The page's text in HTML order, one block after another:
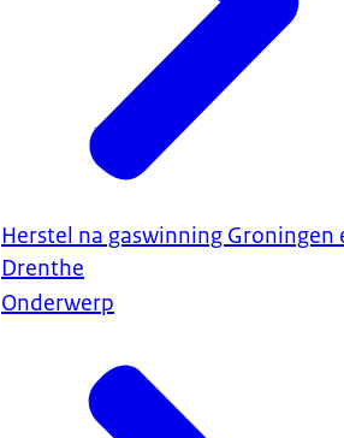
Herstel na gaswinning Groningen
Drenthe
Onderwerp